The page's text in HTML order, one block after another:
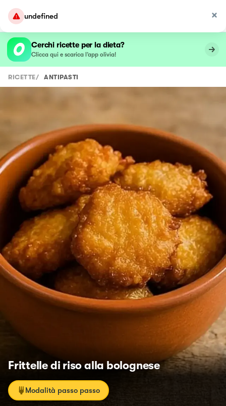
undefined
Cerchi ricette per la dieta?
Clicca qui e scarica l’app olivia!
RICETTE/ ANTIPASTI
Frittelle di riso alla bolognese
Modalità passo passo